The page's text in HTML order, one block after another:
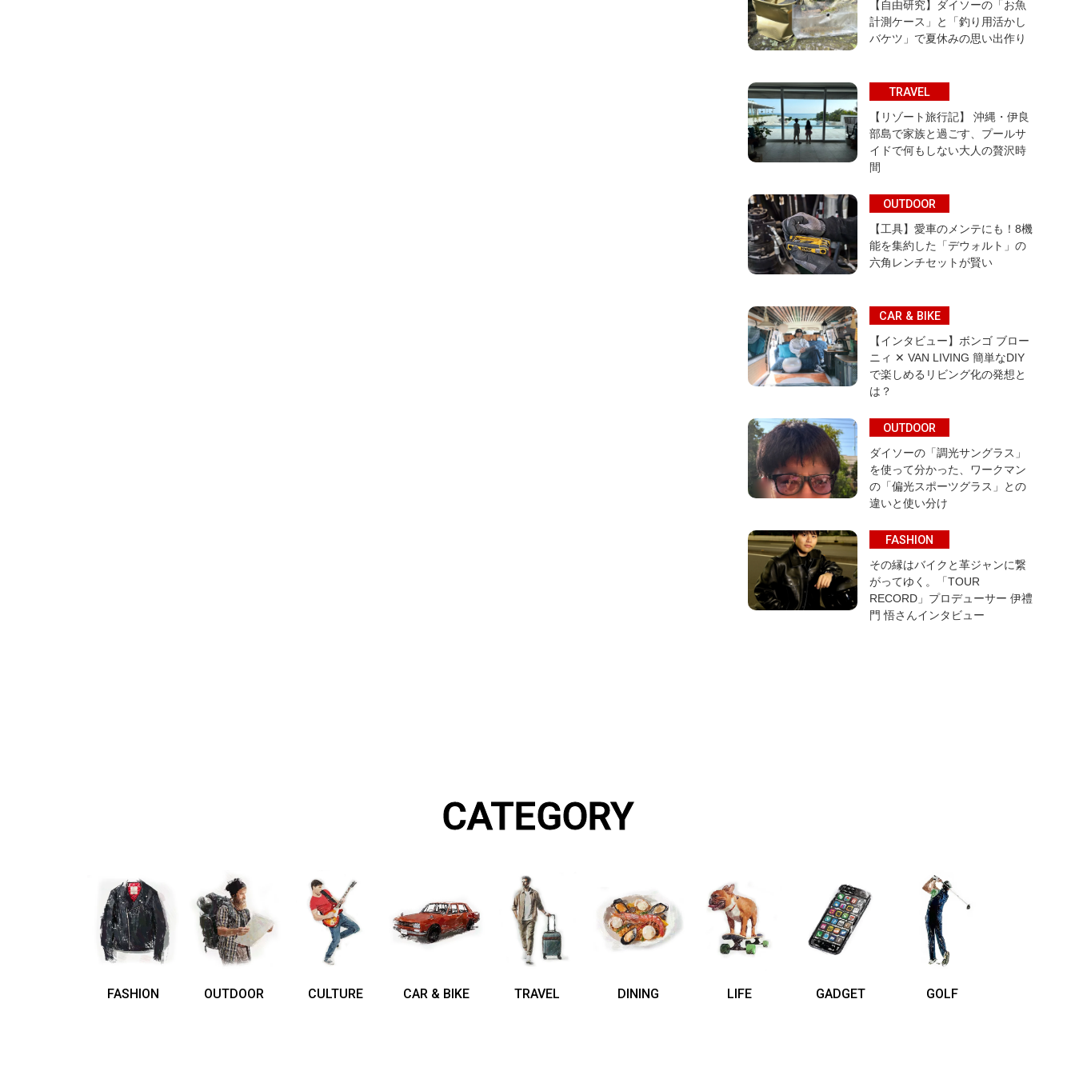
【自由研究】ダイソーの「お魚
計測ケース」と「釣り用活かし
バケツ」で夏休みの思い出作り
TRAVEL
【リゾート旅行記】 沖縄・伊良
部島で家族と過ごす、プールサ
イドで何もしない大人の贅沢時
間
OUTDOOR
【工具】愛車のメンテにも！8機
能を集約した「デウォルト」の
六角レンチセットが賢い
CAR & BIKE
【インタビュー】ボンゴ ブロー
ニィ ✕ VAN LIVING 簡単なDIY
で楽しめるリビング化の発想と
は？
OUTDOOR
ダイソーの「調光サングラス」
を使って分かった、ワークマン
の「偏光スポーツグラス」との
違いと使い分け
FASHION
その縁はバイクと革ジャンに繋
がってゆく。「TOUR
RECORD」プロデューサー 伊禮
門 悟さんインタビュー
CATEGORY
FASHION OUTDOOR CULTURE CAR & BIKE TRAVEL DINING LIFE GADGET GOLF